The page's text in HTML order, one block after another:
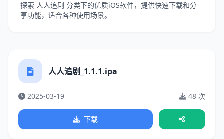
探索 人人追剧 分类下的优质iOS软件，提供快速下载和分
享功能，适合各种使用场景。
人人追剧_1.1.1.ipa
2025-03-19 48 次
下载